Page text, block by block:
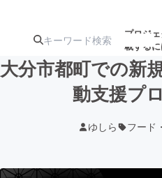
プロジ
載する
ターン
ジェクト
大分市都町での新
動支援プ
ゆしら フード